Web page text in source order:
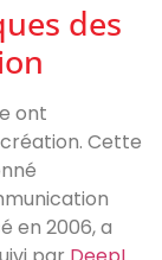
des
ont
Cette
en 2006, a